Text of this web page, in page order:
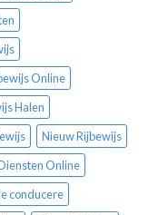
Online
Halen
Nieuw Rijbewijs
Online
conducere